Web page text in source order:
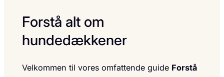
Forstå alt om
hundedækkener
Velkommen til vores omfattende guide Forstå